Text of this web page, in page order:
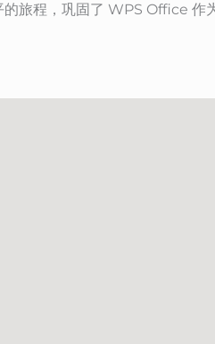
旅程，巩固了 WPS Office 作